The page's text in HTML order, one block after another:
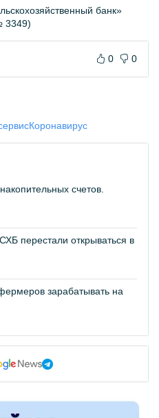
банк»
3349)
0 0
Коронавирус
счетов.
перестали открываться в
зарабатывать на